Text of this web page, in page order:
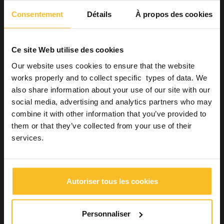
Consentement Détails À propos des cookies
Ce site Web utilise des cookies
Our website uses cookies to ensure that the website
works properly and to collect specific types of data. We
also share information about your use of our site with our
social media, advertising and analytics partners who may
combine it with other information that you’ve provided to
them or that they’ve collected from your use of their
services.
Autoriser tous les cookies
Personnaliser
de réaliser des restaurations finales dotées des propriétés
esthétiques nécessaires à une application directe dans la
bouche et doivent, en tout état de cause, recevoir une finition
par le prothésiste dentaire avant d’être envoyés au dentiste.
Enfin, denombreux autres matériaux polymèresadaptés
au fraisagedoivent encore être étudiés sur le long terme
Bibliographie
[1] Masri R, Driscoll C. Odontoiatria digitale: Presupposti
teorici e applicazioni cliniche. Edra; 2017.
Clinical Outcomes. J Prosthodont 2021;30:125–32.
https://doi.org/10.1111/jopr.13277.
[3] Seelbach P, Brueckel C, Wöstmann B. Accuracy of digital
Investig 2013;17:1759–64. https://doi.org/10.1007/s00784-012-